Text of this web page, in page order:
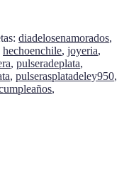
diadelosenamorados,
hechoenchile, joyeria,
, pulseradeplata,
, pulserasplatadeley950,
,